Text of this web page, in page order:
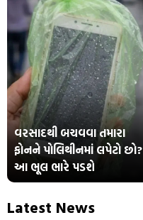
વરસાદથી બચવવા તમારા
ફોનને પોલિથીનમાં લપેટો છો?
આ ભૂલ ભારે પડશે
Latest News